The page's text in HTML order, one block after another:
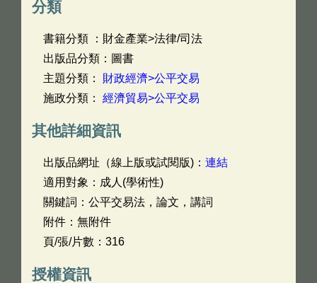
分類
書籍分類 ：財金產業>法律/司法
出版品分類：圖書
主題分類： 財政經濟>公平交易
施政分類： 經濟貿易>公平交易
其他詳細資訊
出版品網址（線上版或試閱版)： 連結
適用對象：成人(學術性)
關鍵詞：公平交易法，論文，講詞
附件：無附件
頁/張/片數：316
授權資訊